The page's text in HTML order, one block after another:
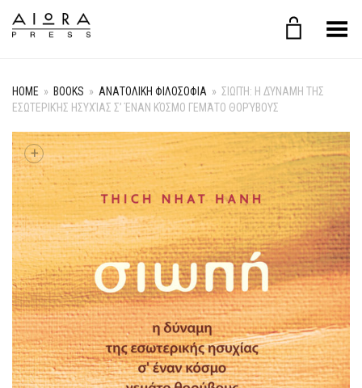
Toggle Menu
HOME » BOOKS » ΑΝΑΤΟΛΙΚΗ ΦΙΛΟΣΟΦΙΑ » ΣΙΩΠΉ: Η ΔΎΝΑΜΗ ΤΗΣ
ΕΣΩΤΕΡΙΚΉΣ ΗΣΥΧΊΑΣ Σ’ ΈΝΑΝ ΚΌΣΜΟ ΓΕΜΆΤΟ ΘΟΡΎΒΟΥΣ
+